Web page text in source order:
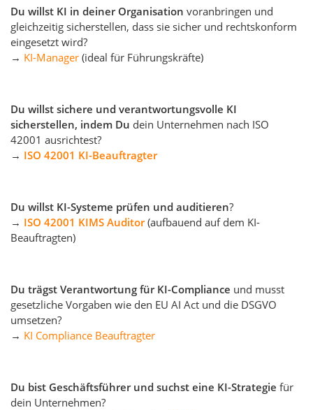
Du willst KI in deiner Organisation voranbringen und
gleichzeitig sicherstellen, dass sie sicher und rechtskonform
eingesetzt wird?
→ KI-Manager (ideal für Führungskräfte)
Du willst sichere und verantwortungsvolle KI
sicherstellen, indem Du dein Unternehmen nach ISO
42001 ausrichtest?
→ ISO 42001 KI-Beauftragter
Du willst KI-Systeme prüfen und auditieren?
→ ISO 42001 KIMS Auditor(aufbauend auf dem KI-
Beauftragten)
Du trägst Verantwortung für KI-Compliance und musst
gesetzliche Vorgaben wie den EU AI Act und die DSGVO
umsetzen?
→ KI Compliance Beauftragter
Du bist Geschäftsführer und suchst eine KI-Strategie für
dein Unternehmen?